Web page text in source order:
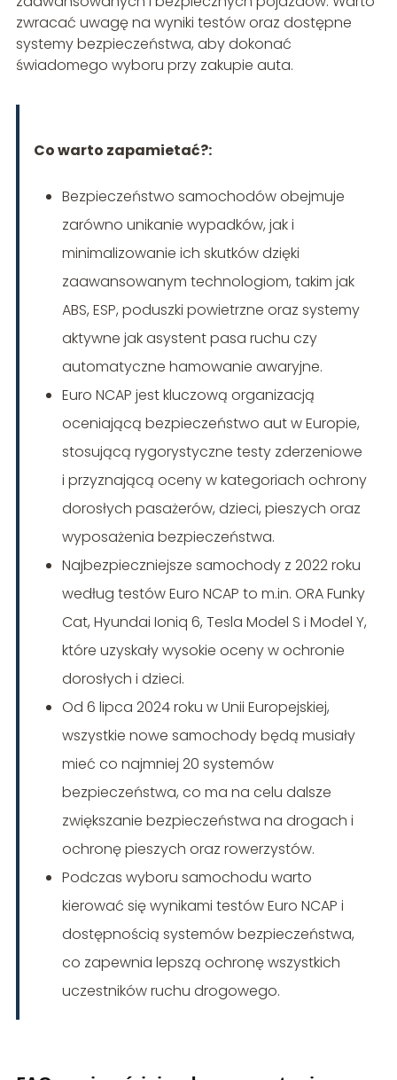
zwracać uwagę na wyniki testów oraz dostępne
systemy bezpieczeństwa, aby dokonać
świadomego wyboru przy zakupie auta.
Co warto zapamietać?:
Bezpieczeństwo samochodów obejmuje
zarówno unikanie wypadków, jak i
minimalizowanie ich skutków dzięki
zaawansowanym technologiom, takim jak
ABS, ESP, poduszki powietrzne oraz systemy
aktywne jak asystent pasa ruchu czy
automatyczne hamowanie awaryjne.
Euro NCAP jest kluczową organizacją
oceniającą bezpieczeństwo aut w Europie,
stosującą rygorystyczne testy zderzeniowe
i przyznającą oceny w kategoriach ochrony
dorosłych pasażerów, dzieci, pieszych oraz
wyposażenia bezpieczeństwa.
Najbezpieczniejsze samochody z 2022 roku
według testów Euro NCAP to m.in. ORA Funky
Cat, Hyundai Ioniq 6, Tesla Model S i Model Y,
które uzyskały wysokie oceny w ochronie
dorosłych i dzieci.
Od 6 lipca 2024 roku w Unii Europejskiej,
wszystkie nowe samochody będą musiały
mieć co najmniej 20 systemów
bezpieczeństwa, co ma na celu dalsze
zwiększanie bezpieczeństwa na drogach i
ochronę pieszych oraz rowerzystów.
Podczas wyboru samochodu warto
kierować się wynikami testów Euro NCAP i
dostępnością systemów bezpieczeństwa,
co zapewnia lepszą ochronę wszystkich
uczestników ruchu drogowego.